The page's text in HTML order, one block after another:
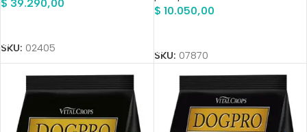
$ 39.290,00
SKU: 02405
$ 10.050,00
SKU: 07870